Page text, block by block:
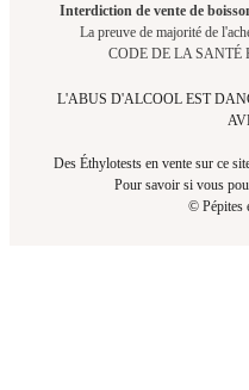
Interdiction de vente de
La preuve de majorité de
CODE DE LA SANTÉ
L'ABUS D'ALCOOL EST
Des Éthylotests en vente sur ce
Pour savoir si vous
© Pépites